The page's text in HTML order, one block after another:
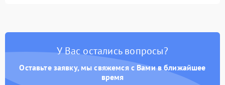
Неисправность системы
перенапряжения
1000 ₽ Подробнее →
У Вас остались вопросы?
Оставьте заявку, мы свяжемся с Вами в ближайшее
время